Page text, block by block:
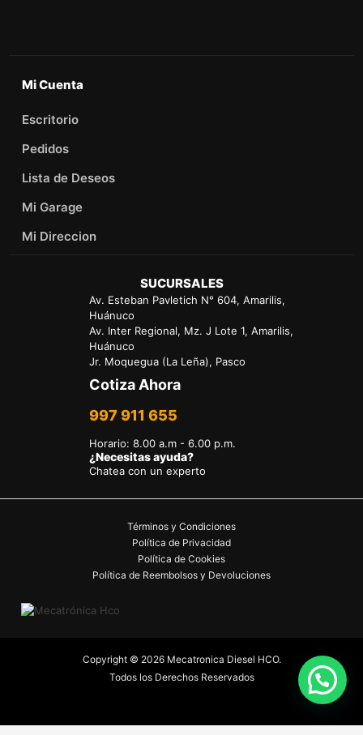
Mi Cuenta
Escritorio
Pedidos
Lista de Deseos
Mi Garage
Mi Direccion
SUCURSALES
Av. Esteban Pavletich N° 604, Amarilis,
Huánuco
Av. Inter Regional, Mz. J Lote 1, Amarilis,
Huánuco
Jr. Moquegua (La Leña), Pasco
Cotiza Ahora
997 911 655
Horario:8.00 a.m - 6.00 p.m.
¿Necesitas ayuda?
Chatea con un experto
Términos y Condiciones
Política de Privacidad
Política de Cookies
Política de Reembolsos y Devoluciones
Copyright © 2026 Mecatronica Diesel HCO.
Todos los Derechos Reservados